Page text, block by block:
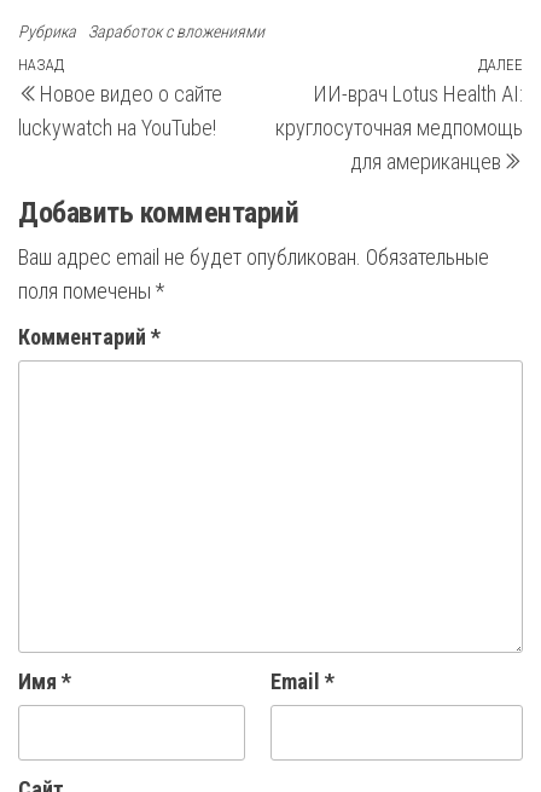
Рубрика Заработок с вложениями
Навигация
по
записям
Предыдущая
запись
НАЗАД
Новое видео о сайте
luckywatch на YouTube!
ДАЛЕЕ
ИИ-врач Lotus Health AI:
круглосуточная медпомощь
для американцев
Добавить комментарий
Ваш адрес email не будет опубликован. Обязательные
поля помечены *
Комментарий *
Имя * Email *